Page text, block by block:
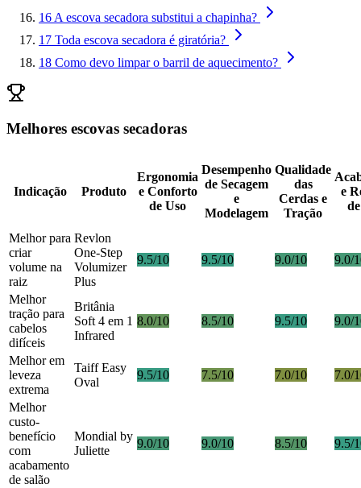
16 A escova secadora substitui a chapinha?
17 Toda escova secadora é giratória?
18 Como devo limpar o barril de aquecimento?
Melhores escovas secadoras
Indicação Produto
Ergonomia
e Conforto
de Uso
Desempenho
de Secagem
e
Modelagem
Qualidade
das
Cerdas e
Tração
e
Melhor para
criar
volume na
raiz
Revlon
One-Step
Volumizer
Plus
9.5/10 9.5/10 9.0/10 9.0/
Melhor
tração para
cabelos
difíceis
Britânia
Soft 4 em 1
Infrared
8.0/10 8.5/10 9.5/10 9.0/
Melhor em
leveza
extrema
Taiff Easy
Oval
9.5/10 7.5/10 7.0/10 7.0/
Melhor
custo-
benefício
com
acabamento
de salão
Mondial by
Juliette
9.0/10 9.0/10 8.5/10 9.5/